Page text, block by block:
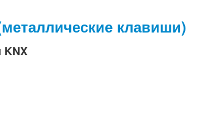
клавиши)